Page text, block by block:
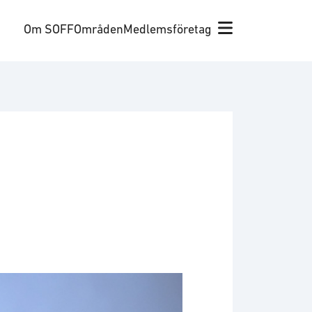
Om SOFFOmrådenMedlemsföretag